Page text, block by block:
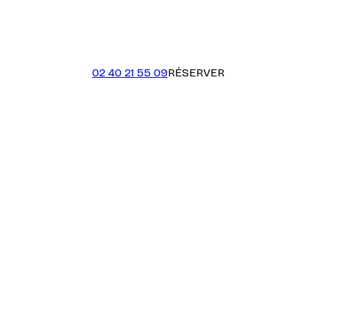
02 40 21 55 09RÉSERVER